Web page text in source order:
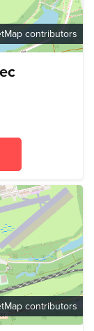
contributors
contributors